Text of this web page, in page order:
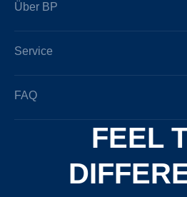
Über BP
Service
FAQ
FEEL